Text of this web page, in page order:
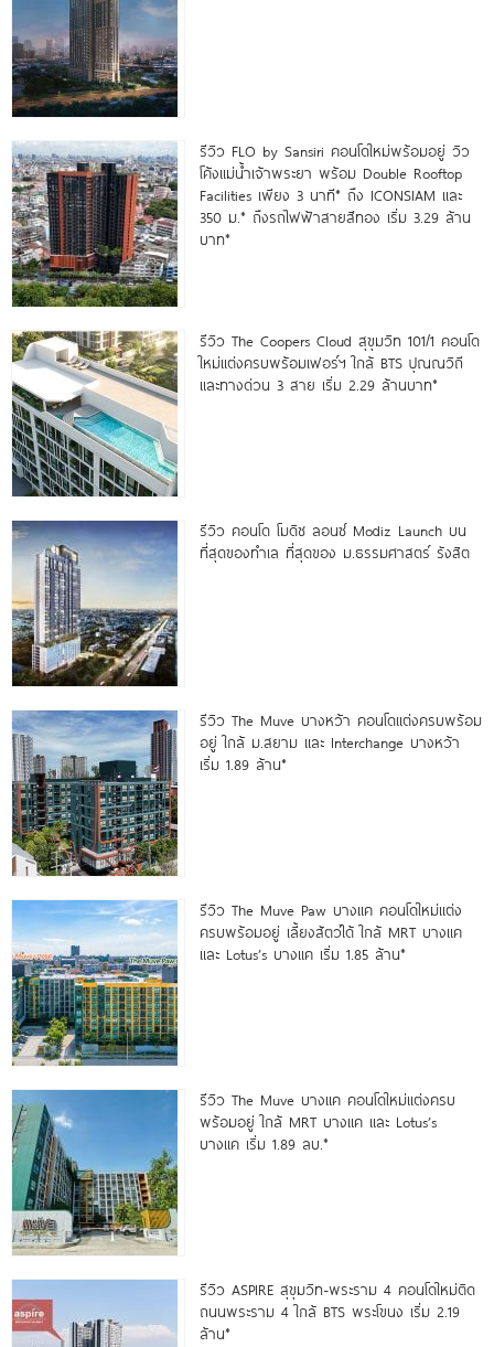
รีวิว FLO by Sansiri คอนโดใหม่พร้อมอยู่ วิว
โค้งแม่น้ำเจ้าพระยา พร้อม Double Rooftop
Facilities เพียง 3 นาที* ถึง ICONSIAM และ
350 ม.* ถึงรถไฟฟ้าสายสีทอง เริ่ม 3.29 ล้าน
บาท*
รีวิว The Coopers Cloud สุขุมวิท 101/1 คอนโด
ใหม่แต่งครบพร้อมเฟอร์ฯ ใกล้ BTS ปุณณวิถี
และทางด่วน 3 สาย เริ่ม 2.29 ล้านบาท*
รีวิว คอนโด โมดิซ ลอนซ์ Modiz Launch บน
ที่สุดของทำเล ที่สุดของ ม.ธรรมศาสตร์ รังสิต
รีวิว The Muve บางหว้า คอนโดแต่งครบพร้อม
อยู่ ใกล้ ม.สยาม และ Interchange บางหว้า
เริ่ม 1.89 ล้าน*
รีวิว The Muve Paw บางแค คอนโดใหม่แต่ง
ครบพร้อมอยู่ เลี้ยงสัตว์ได้ ใกล้ MRT บางแค
และ Lotus’s บางแค เริ่ม 1.85 ล้าน*
รีวิว The Muve บางแค คอนโดใหม่แต่งครบ
พร้อมอยู่ ใกล้ MRT บางแค และ Lotus’s
บางแค เริ่ม 1.89 ลบ.*
รีวิว ASPIRE สุขุมวิท-พระราม 4 คอนโดใหม่ติด
ถนนพระราม 4 ใกล้ BTS พระโขนง เริ่ม 2.19
ล้าน*